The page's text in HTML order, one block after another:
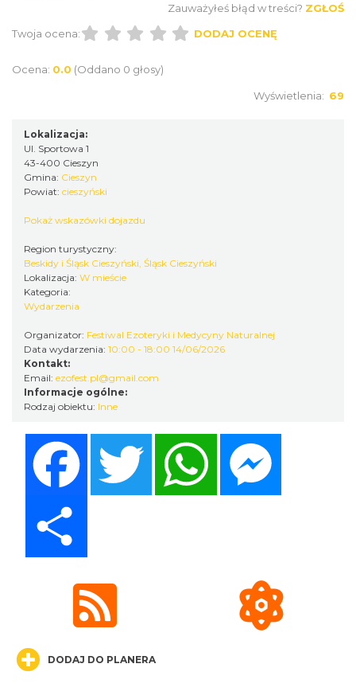
Cieszyn
3.81 km
3.81 km
2026-08-23
Zauważyłeś błąd w treści? ZGŁOŚ
Twoja ocena:
DODAJ OCENĘ
Ocena: 0.0 (Oddano 0 głosy)
Wyświetlenia: 69
Lokalizacja:
Ul. Sportowa 1
43-400 Cieszyn
Gmina: Cieszyn
Powiat: cieszyński
Pokaż wskazówki dojazdu
Region turystyczny:
Beskidy i Śląsk Cieszyński, Śląsk Cieszyński
Lokalizacja: W mieście
Kategoria:
Wydarzenia
Organizator: Festiwal Ezoteryki i Medycyny Naturalnej
Data wydarzenia: 10:00 - 18:00 14/06/2026
Kontakt:
Email: ezofest.pl@gmail.com
Informacje ogólne:
Rodzaj obiektu: Inne
Twitter
DODAJ DO PLANERA